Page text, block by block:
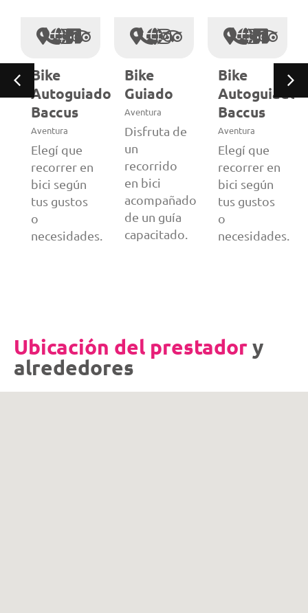
Bike
Autoguiado
Baccus
Aventura
Elegí que
recorrer en
bici según
tus gustos
o
necesidades.
Bike
Guiado
Aventura
Disfruta de
un
recorrido
en bici
acompañado
de un guía
capacitado.
Bike
Autoguiado
Baccus
Aventura
Elegí que
recorrer en
bici según
tus gustos
o
necesidades.
Ubicación del prestadory
alrededores